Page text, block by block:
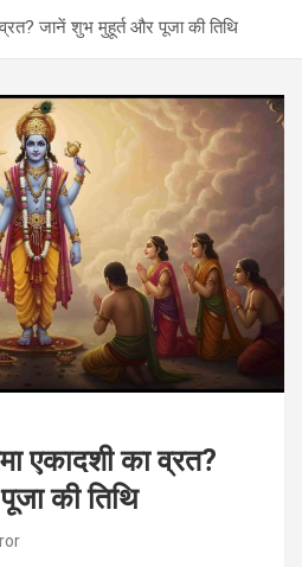
जानें शुभ मुहूर्त और पूजा की तिथि
एकादशी का व्रत?
की तिथि